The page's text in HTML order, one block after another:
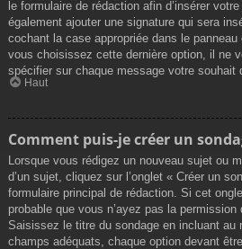
le formulaire de rédaction afin d’insérer
également ajouter une signature qui sera
cochant la case appropriée dans le panneau
vous choisissez cette dernière option, il ne
spécifier sur chaque message votre souhait
Haut
Comment puis-je créer un
Lorsque vous rédigez un nouveau sujet ou
d’un sujet, cliquez sur l’onglet « Créer un
formulaire principal de rédaction. Si cet
probable que vous n’ayez pas la
Saisissez le titre du sondage en incluant au
champs adéquats, chaque option devant